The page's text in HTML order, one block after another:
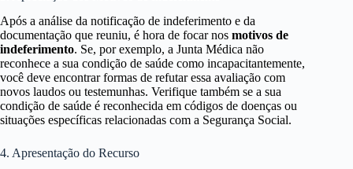
Após a análise da notificação de indeferimento e da
documentação que reuniu, é hora de focar nos motivos de
indeferimento. Se, por exemplo, a Junta Médica não
reconhece a sua condição de saúde como incapacitantemente,
você deve encontrar formas de refutar essa avaliação com
novos laudos ou testemu­nhas. Verifique também se a sua
condição de saúde é reconhecida em códigos de doenças ou
situações específicas relacionadas com a Segurança Social.
4. Apresentação do Recurso